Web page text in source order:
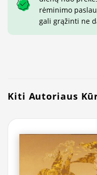
rėminimo
gali grąžinti ne
Kiti Autoriaus